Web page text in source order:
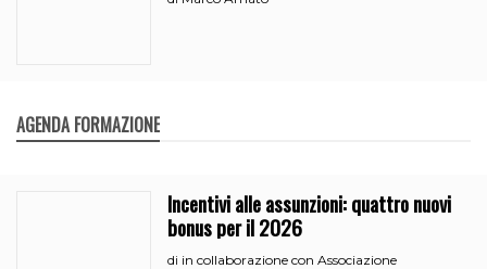
AGENDA FORMAZIONE
Incentivi alle assunzioni: quattro nuovi
bonus per il 2026
di in collaborazione con Associazione